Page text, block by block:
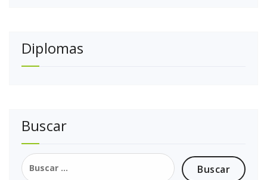
Diplomas
Buscar
Buscar: